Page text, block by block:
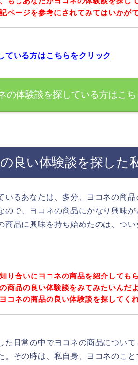
ページを参考にされてみてはいかが
ている方はこちらをクリック
の体験談を探している方はこ
良い体験談を探した
いるあなたは、多分、ヨコネの商
ので、ヨコネの商品にかなり興味
商品に興味を持ち始めたのは、つ
り合いにヨコネの商品を紹介しても
商品の良い体験談をみてみたいんだ
コネの商品の良い体験談を探してく
た日常の中でヨコネの商品につい
。その時は、私自身、ヨコネのこ